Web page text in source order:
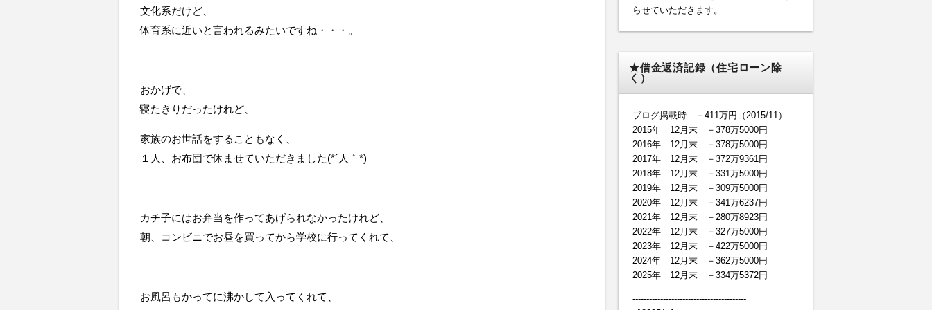
文化系だけど、
体育系に近いと言われるみたいですね・・・。
おかげで、
寝たきりだったけれど、
家族のお世話をすることもなく、
１人、お布団で休ませていただきました(*´人｀*)
カチ子にはお弁当を作ってあげられなかったけれど、
朝、コンビニでお昼を買ってから学校に行ってくれて、
お風呂もかってに沸かして入ってくれて、
らせていただきます。
★借金返済記録（住宅ローン除
く）
ブログ掲載時 －411万円（2015/11）
2015年 12月末 －378万5000円
2016年 12月末 －378万5000円
2017年 12月末 －372万9361円
2018年 12月末 －331万5000円
2019年 12月末 －309万5000円
2020年 12月末 －341万6237円
2021年 12月末 －280万8923円
2022年 12月末 －327万5000円
2023年 12月末 －422万5000円
2024年 12月末 －362万5000円
2025年 12月末 －334万5372円
-----------------------------------------